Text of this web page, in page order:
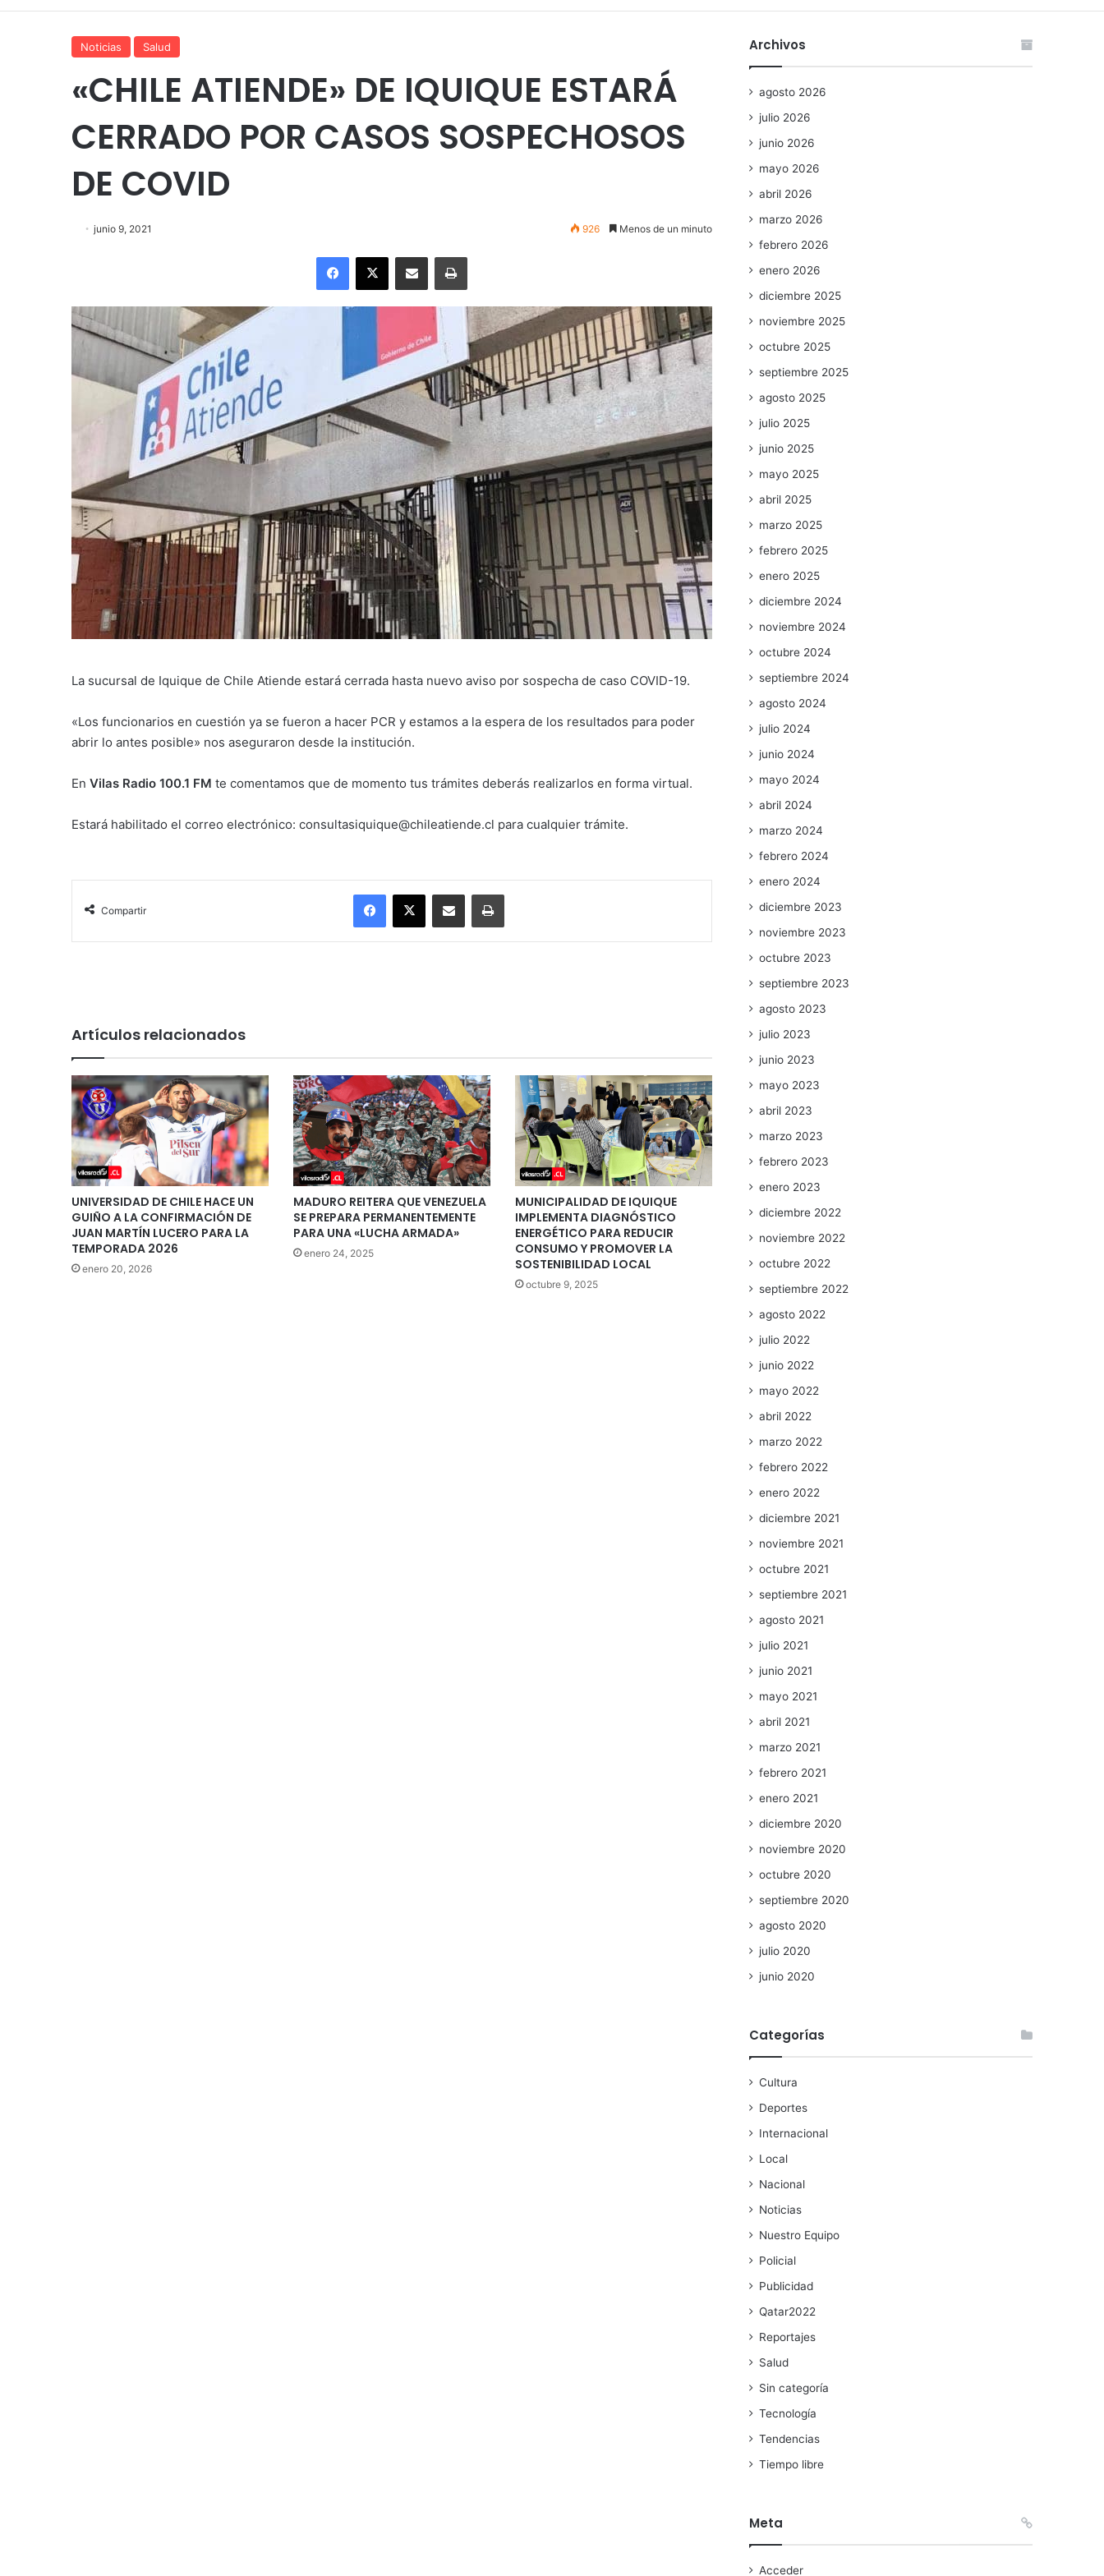
Noticias Salud
«CHILE ATIENDE» DE IQUIQUE ESTARÁ
CERRADO POR CASOS SOSPECHOSOS
DE COVID
junio 9, 2021 926 Menos de un minuto
Facebook
X Enviar vía email Imprimir
La sucursal de Iquique de Chile Atiende estará cerrada hasta nuevo aviso por sospecha de caso COVID-19.
«Los funcionarios en cuestión ya se fueron a hacer PCR y estamos a la espera de los resultados para poder
abrir lo antes posible» nos aseguraron desde la institución.
En Vilas Radio 100.1 FM te comentamos que de momento tus trámites deberás realizarlos en forma virtual.
Estará habilitado el correo electrónico: consultasiquique@chileatiende.cl para cualquier trámite.
Compartir
Facebook
X Enviar vía email Imprimir
Artículos relacionados
UNIVERSIDAD DE CHILE HACE UN
GUIÑO A LA CONFIRMACIÓN DE
JUAN MARTÍN LUCERO PARA LA
TEMPORADA 2026
enero 20, 2026
MADURO REITERA QUE VENEZUELA
SE PREPARA PERMANENTEMENTE
PARA UNA «LUCHA ARMADA»
enero 24, 2025
MUNICIPALIDAD DE IQUIQUE
IMPLEMENTA DIAGNÓSTICO
ENERGÉTICO PARA REDUCIR
CONSUMO Y PROMOVER LA
SOSTENIBILIDAD LOCAL
octubre 9, 2025
Archivos
agosto 2026
julio 2026
junio 2026
mayo 2026
abril 2026
marzo 2026
febrero 2026
enero 2026
diciembre 2025
noviembre 2025
octubre 2025
septiembre 2025
agosto 2025
julio 2025
junio 2025
mayo 2025
abril 2025
marzo 2025
febrero 2025
enero 2025
diciembre 2024
noviembre 2024
octubre 2024
septiembre 2024
agosto 2024
julio 2024
junio 2024
mayo 2024
abril 2024
marzo 2024
febrero 2024
enero 2024
diciembre 2023
noviembre 2023
octubre 2023
septiembre 2023
agosto 2023
julio 2023
junio 2023
mayo 2023
abril 2023
marzo 2023
febrero 2023
enero 2023
diciembre 2022
noviembre 2022
octubre 2022
septiembre 2022
agosto 2022
julio 2022
junio 2022
mayo 2022
abril 2022
marzo 2022
febrero 2022
enero 2022
diciembre 2021
noviembre 2021
octubre 2021
septiembre 2021
agosto 2021
julio 2021
junio 2021
mayo 2021
abril 2021
marzo 2021
febrero 2021
enero 2021
diciembre 2020
noviembre 2020
octubre 2020
septiembre 2020
agosto 2020
julio 2020
junio 2020
Categorías
Cultura
Deportes
Internacional
Local
Nacional
Noticias
Nuestro Equipo
Policial
Publicidad
Qatar2022
Reportajes
Salud
Sin categoría
Tecnología
Tendencias
Tiempo libre
Meta
Acceder